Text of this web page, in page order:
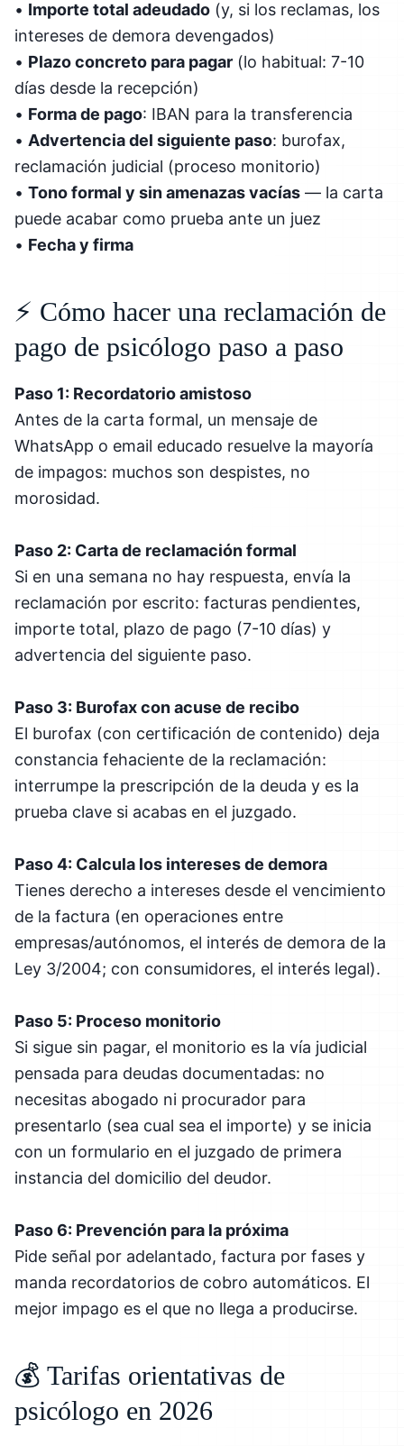
• Importe total adeudado (y, si los reclamas, los
intereses de demora devengados)
• Plazo concreto para pagar (lo habitual: 7-10
días desde la recepción)
• Forma de pago: IBAN para la transferencia
• Advertencia del siguiente paso: burofax,
reclamación judicial (proceso monitorio)
• Tono formal y sin amenazas vacías — la carta
puede acabar como prueba ante un juez
• Fecha y firma
⚡ Cómo hacer una reclamación de
pago de psicólogo paso a paso
Paso 1: Recordatorio amistoso
Antes de la carta formal, un mensaje de
WhatsApp o email educado resuelve la mayoría
de impagos: muchos son despistes, no
morosidad.
Paso 2: Carta de reclamación formal
Si en una semana no hay respuesta, envía la
reclamación por escrito: facturas pendientes,
importe total, plazo de pago (7-10 días) y
advertencia del siguiente paso.
Paso 3: Burofax con acuse de recibo
El burofax (con certificación de contenido) deja
constancia fehaciente de la reclamación:
interrumpe la prescripción de la deuda y es la
prueba clave si acabas en el juzgado.
Paso 4: Calcula los intereses de demora
Tienes derecho a intereses desde el vencimiento
de la factura (en operaciones entre
empresas/autónomos, el interés de demora de la
Ley 3/2004; con consumidores, el interés legal).
Paso 5: Proceso monitorio
Si sigue sin pagar, el monitorio es la vía judicial
pensada para deudas documentadas: no
necesitas abogado ni procurador para
presentarlo (sea cual sea el importe) y se inicia
con un formulario en el juzgado de primera
instancia del domicilio del deudor.
Paso 6: Prevención para la próxima
Pide señal por adelantado, factura por fases y
manda recordatorios de cobro automáticos. El
mejor impago es el que no llega a producirse.
💰 Tarifas orientativas de
psicólogo en 2026